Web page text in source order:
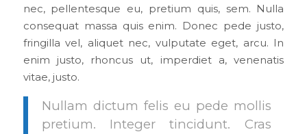
nec, pellentesque eu, pretium quis, sem. Nulla
consequat massa quis enim. Donec pede justo,
fringilla vel, aliquet nec, vulputate eget, arcu. In
enim justo, rhoncus ut, imperdiet a, venenatis
vitae, justo.
Nullam dictum felis eu pede mollis
pretium. Integer tincidunt. Cras